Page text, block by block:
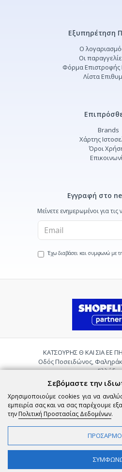
Εξυπηρέτηση
Ο
Οι
Φόρμα Επιστροφής
Λίστα
Brands
Χάρτης
Όροι
Εγγραφή στο
Μείνετε ενημερωμένοι για
Έχω διαβάσει και συμφωνώ με
ΚΑΤΣΟΥΡΗΣ Θ ΚΑΙ ΣΙΑ ΕΕ
Οδός Ποσειδώνος,
Ελλάδα
Τηλ.:
Email:
Σεβόμαστε την
Χρησιμοποιούμε cookies για να
εμπειρία σας και να σας παρέχουμε
την Πολιτική Προστασίας Δεδομένων.